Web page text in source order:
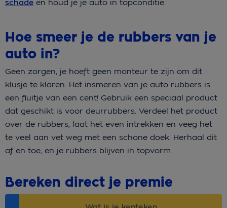
schade en houd je je auto in topconditie.
Hoe smeer je de rubbers van je
auto in?
Geen zorgen, je hoeft geen monteur te zijn om dit
klusje te klaren. Het insmeren van je auto rubbers is
een fluitje van een cent! Gebruik een speciaal product
dat geschikt is voor deurrubbers. Verdeel het product
over de rubbers, laat het even intrekken en veeg het
te veel aan vet weg met een schone doek. Herhaal dit
af en toe, en je rubbers blijven in topvorm.
Bereken direct je premie